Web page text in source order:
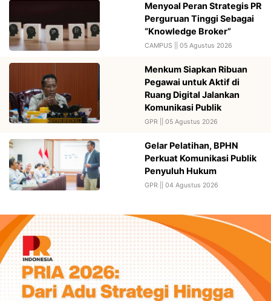
Menyoal Peran Strategis PR
Perguruan Tinggi Sebagai
“Knowledge Broker”
CAMPUS || 05 Agustus 2026
Menkum Siapkan Ribuan
Pegawai untuk Aktif di
Ruang Digital Jalankan
Komunikasi Publik
GPR || 05 Agustus 2026
Gelar Pelatihan, BPHN
Perkuat Komunikasi Publik
Penyuluh Hukum
GPR || 04 Agustus 2026